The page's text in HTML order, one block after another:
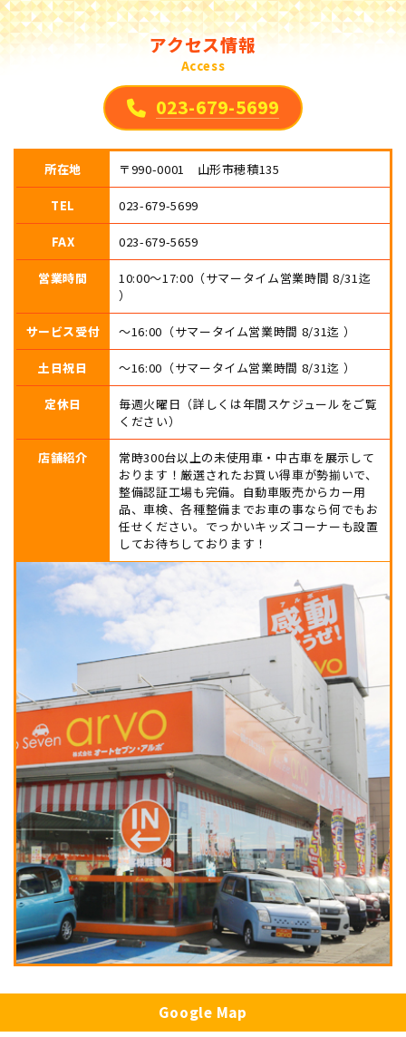
アクセス情報
Access
023-679-5699
所在地 〒990-0001 山形市穂積135
TEL 023-679-5699
FAX 023-679-5659
営業時間
10:00〜17:00（サマータイム営業時間 8/31迄
）
サービス受付 〜16:00（サマータイム営業時間 8/31迄 ）
土日祝日 〜16:00（サマータイム営業時間 8/31迄 ）
定休日
毎週火曜日（詳しくは年間スケジュールをご覧
ください）
店舗紹介
常時300台以上の未使用車・中古車を展示して
おります！厳選されたお買い得車が勢揃いで、
整備認証工場も完備。自動車販売からカー用
品、車検、各種整備までお車の事なら何でもお
任せください。でっかいキッズコーナーも設置
してお待ちしております！
Google Map